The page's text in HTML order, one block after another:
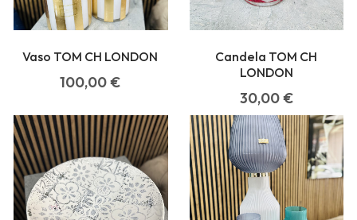
Vaso TOM CH LONDON
100,00€
Candela TOM CH
LONDON
30,00€